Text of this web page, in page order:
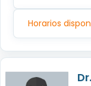
Horarios